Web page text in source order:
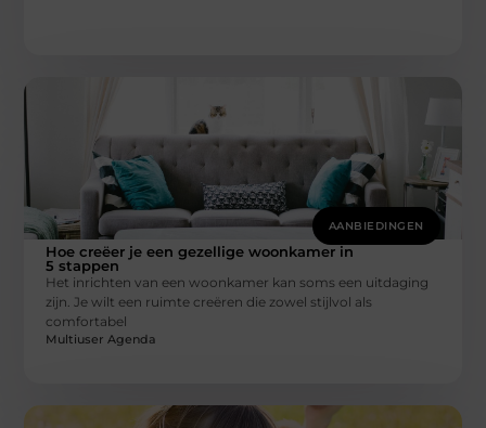
AANBIEDINGEN
Hoe creëer je een gezellige woonkamer in
5 stappen
Het inrichten van een woonkamer kan soms een uitdaging
zijn. Je wilt een ruimte creëren die zowel stijlvol als
comfortabel
Multiuser Agenda